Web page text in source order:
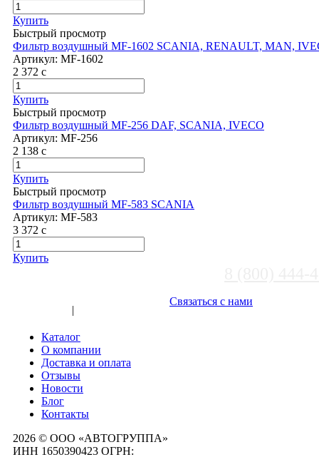
Купить
Быстрый просмотр
Фильтр воздушный MF-1602 SCANIA, RENAULT, MAN,
Артикул: MF-1602
2 372 c
Купить
Быстрый просмотр
Фильтр воздушный MF-256 DAF, SCANIA, IVECO
Артикул: MF-256
2 138 c
Купить
Быстрый просмотр
Фильтр воздушный MF-583 SCANIA
Артикул: MF-583
3 372 c
Купить
|
Связаться с нами
Каталог
О компании
Доставка и оплата
Отзывы
Новости
Блог
Контакты
2026 © ООО «АВТОГРУППА»
ИНН 1650390423 ОГРН: